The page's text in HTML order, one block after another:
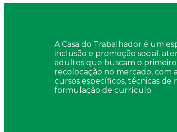
A Casa do Trabalhador é um
inclusão e promoção social.
adultos que buscam o
recolocação no mercado, com
cursos específicos, técnicas de
formulação de currículo.